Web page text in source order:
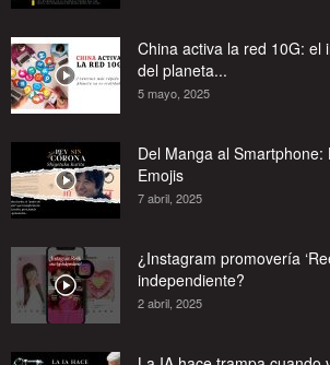
China activa la red 10G: el
del planeta...
5 mayo, 2025
Del Manga al
Emojis
7 abril, 2025
¿Instagram promovería
independiente?
2 abril, 2025